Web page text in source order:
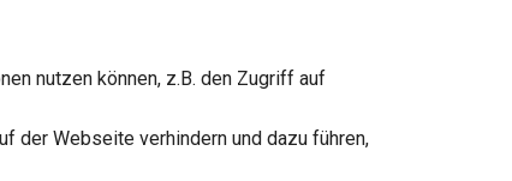
nutzen können, z.B. den Zugriff auf
der Webseite verhindern und dazu führen,